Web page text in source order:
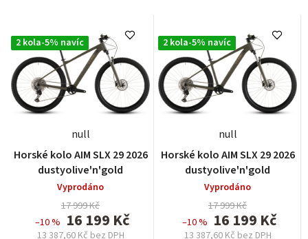
2 kola-5% navíc
null
Horské kolo AIM SLX 29 2026
dustyolive'n'gold
Vyprodáno
17 999 Kč
–10 % 16 199 Kč
13 387,60 Kč bez DPH
2 kola-5% navíc
null
Horské kolo AIM SLX 29 2026
dustyolive'n'gold
Vyprodáno
17 999 Kč
–10 % 16 199 Kč
13 387,60 Kč bez DPH